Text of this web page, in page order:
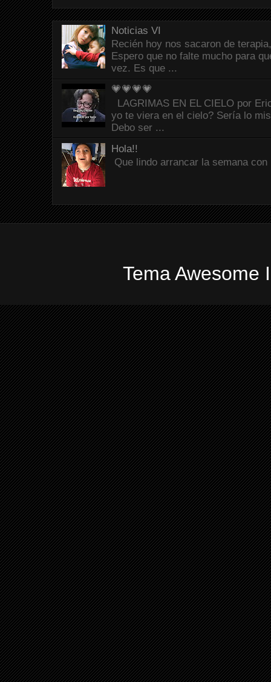
Noticias VI
Recién hoy nos sacaron de
Espero que no falte mucho para
vez. Es que ...
💗💗💗💗
LAGRIMAS EN EL CIELO por
yo te viera en el cielo? Sería lo
Debo ser ...
Hola!!
Que lindo arrancar la semana
Tema